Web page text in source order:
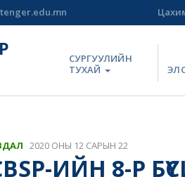
СУРГУУЛИЙН
ТУХАЙ
2020 ОНЫ 12 САРЫН 22
ИЙН 8-Р